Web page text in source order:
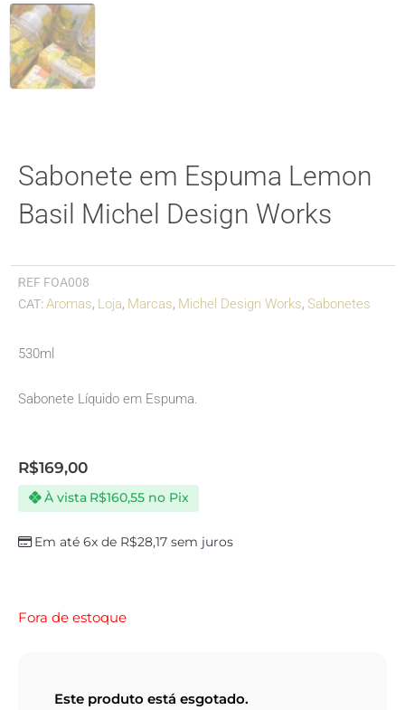
Sabonete em Espuma Lemon
Basil Michel Design Works
REF FOA008
CAT:Aromas, Loja, Marcas, Michel Design Works, Sabonetes
530ml
Sabonete Líquido em Espuma.
R$169,00
Em até 6x de R$28,17 sem juros
À vista R$160,55 no Pix
Fora de estoque
Este produto está esgotado.